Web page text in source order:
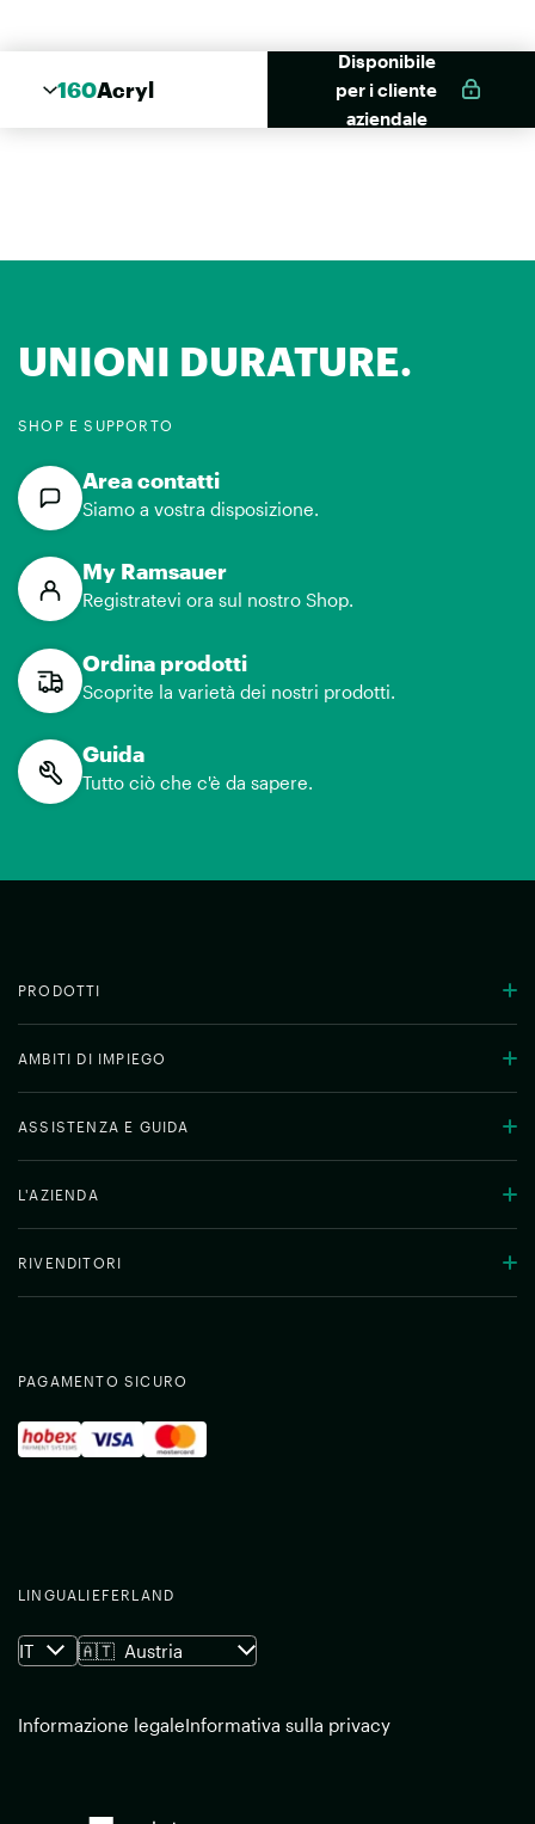
160Acryl
Disponibile
per i cliente
aziendale
UNIONI DURATURE.
SHOP E SUPPORTO
Area contatti
Siamo a vostra disposizione.
My Ramsauer
Registratevi ora sul nostro Shop.
Ordina prodotti
Scoprite la varietà dei nostri prodotti.
Guida
Tutto ciò che c'è da sapere.
PRODOTTI
AMBITI DI IMPIEGO
ASSISTENZA E GUIDA
L'AZIENDA
RIVENDITORI
PAGAMENTO SICURO
LINGUA
IT
LIEFERLAND
🇦🇹 Austria
Informazione legaleInformativa sulla privacy